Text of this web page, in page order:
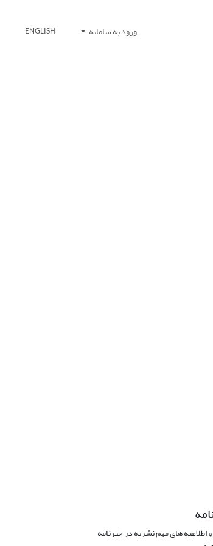
ورود به سامانه ENGLISH
اطلاعیه های مهم نشریه در خبرنامه